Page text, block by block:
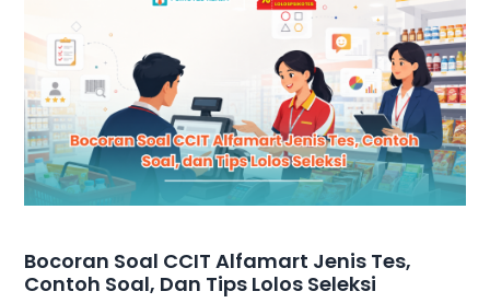
Bocoran Soal CCIT Alfamart Jenis Tes,
Contoh Soal, Dan Tips Lolos Seleksi